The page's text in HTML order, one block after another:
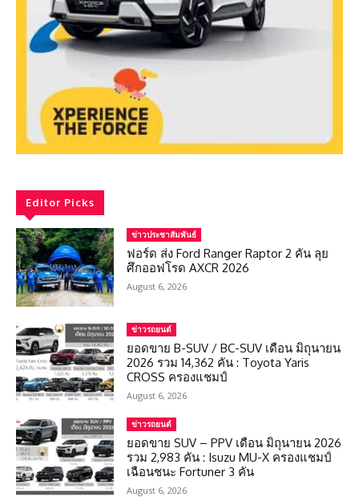
Editor Picks
ข่าวประชาสัมพันธ์
ฟอร์ด ส่ง Ford Ranger Raptor 2 คัน ลุย
ศึกออฟโรด AXCR 2026
August 6, 2026
ข่าวรถยนต์
ยอดขาย B-SUV / BC-SUV เดือน มิถุนายน
2026 รวม 14,362 คัน : Toyota Yaris
CROSS ครองแชมป์
August 6, 2026
ข่าวรถยนต์
ยอดขาย SUV – PPV เดือน มิถุนายน 2026
รวม 2,983 คัน : Isuzu MU-X ครองแชมป์
เฉือนชนะ Fortuner 3 คัน
August 6, 2026